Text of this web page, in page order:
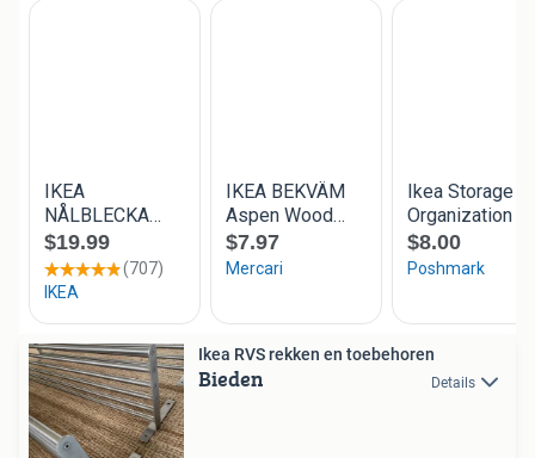
Ikea RVS rekken en toebehoren
Bieden Details